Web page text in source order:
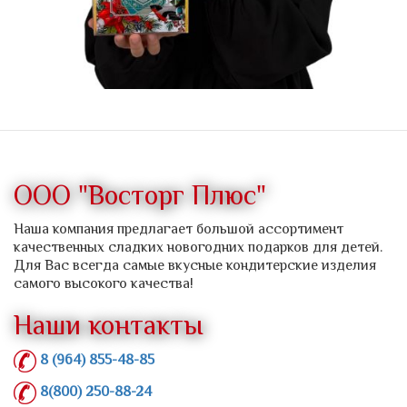
ООО "Восторг Плюс"
Наша компания предлагает большой ассортимент
качественных сладких новогодних подарков для детей.
Для Вас всегда самые вкусные кондитерские изделия
самого высокого качества!
Наши контакты
8 (964) 855-48-85
8(800) 250-88-24